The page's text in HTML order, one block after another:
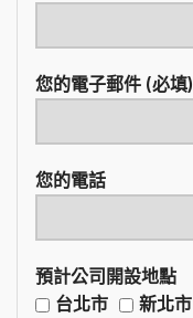
您的電子郵件 (必填)
您的電話
預計公司開設地點
台北市
新北市